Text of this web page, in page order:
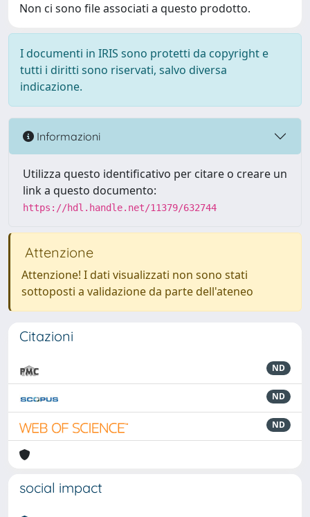
Non ci sono file associati a questo prodotto.
I documenti in IRIS sono protetti da copyright e
tutti i diritti sono riservati, salvo diversa
indicazione.
Informazioni
Utilizza questo identificativo per citare o creare un
link a questo documento:
https://hdl.handle.net/11379/632744
Attenzione
Attenzione! I dati visualizzati non sono stati
sottoposti a validazione da parte dell'ateneo
Citazioni
ND
ND
ND
social impact